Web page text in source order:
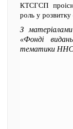
КТСГСП
роль у розвитку
З
«Фонді
тематики